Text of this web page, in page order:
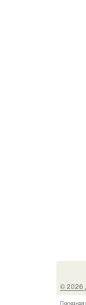
© 2026
Полезная